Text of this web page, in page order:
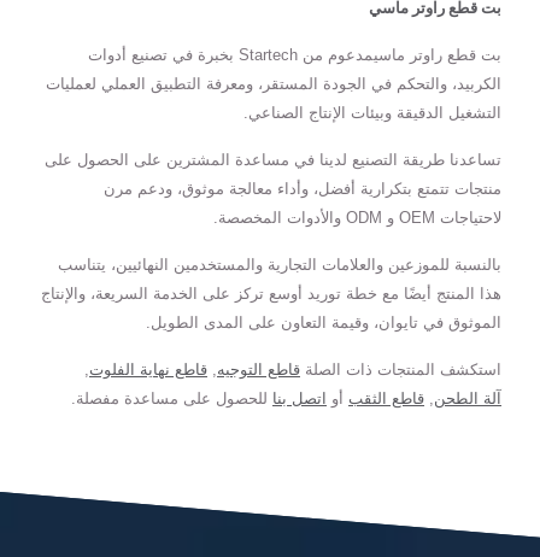
بت قطع راوتر ماسي
بت قطع راوتر ماسيمدعوم من Startech بخبرة في تصنيع أدوات
الكربيد، والتحكم في الجودة المستقر، ومعرفة التطبيق العملي لعمليات
التشغيل الدقيقة وبيئات الإنتاج الصناعي.
تساعدنا طريقة التصنيع لدينا في مساعدة المشترين على الحصول على
منتجات تتمتع بتكرارية أفضل، وأداء معالجة موثوق، ودعم مرن
لاحتياجات OEM و ODM والأدوات المخصصة.
بالنسبة للموزعين والعلامات التجارية والمستخدمين النهائيين، يتناسب
هذا المنتج أيضًا مع خطة توريد أوسع تركز على الخدمة السريعة، والإنتاج
الموثوق في تايوان، وقيمة التعاون على المدى الطويل.
استكشف المنتجات ذات الصلة قاطع التوجيه, قاطع نهاية الفلوت,
آلة الطحن, قاطع الثقب أو اتصل بنا للحصول على مساعدة مفصلة.